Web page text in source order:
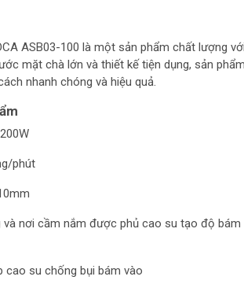
ASB03-100 là một sản phẩm chất lượng
mặt chà lớn và thiết kế tiện dụng, sản
nhanh chóng và hiệu quả.
phút
nơi cầm nắm được phủ cao su tạo độ bám
cao su chống bụi bám vào